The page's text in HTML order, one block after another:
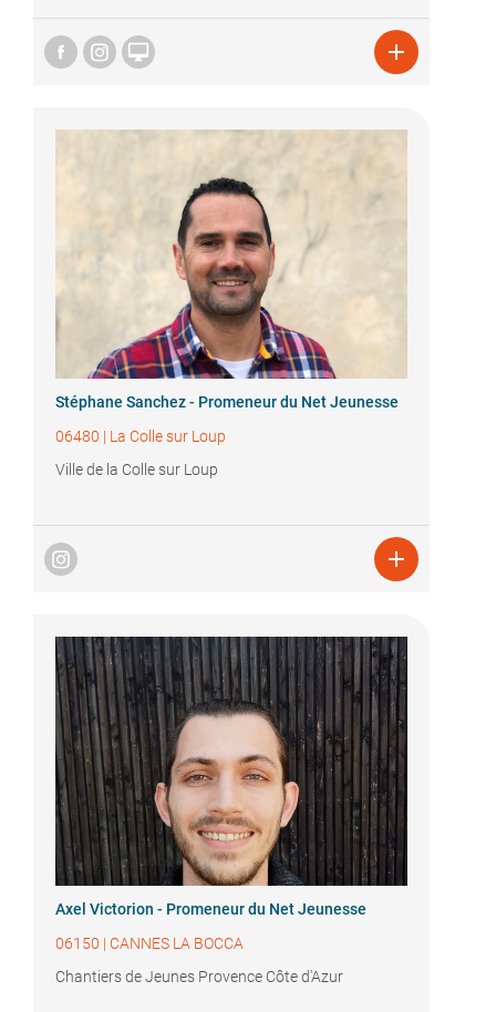
 
Stéphane Sanchez - Promeneur du Net Jeunesse
06480 | La Colle sur Loup
Ville de la Colle sur Loup

Axel Victorion - Promeneur du Net Jeunesse
06150 | CANNES LA BOCCA
Chantiers de Jeunes Provence Côte d'Azur